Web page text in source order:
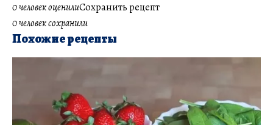
0 человек оценилиСохранить рецепт
0 человек сохранили
Похожие рецепты